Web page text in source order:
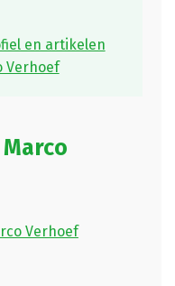
en artikelen
Verhoef
Verhoef